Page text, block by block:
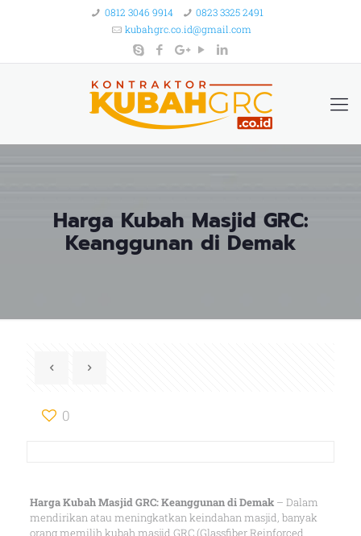
0812 3046 9914
0823 3325 2491
kubahgrc.co.id@gmail.com
Harga Kubah Masjid GRC:
Keanggunan di Demak
0
Harga Kubah Masjid GRC: Keanggunan di Demak– Dalam
mendirikan atau meningkatkan keindahan masjid, banyak
orang memilih kubah masjid GRC (Glassfiber Reinforced